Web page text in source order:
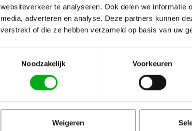
websiteverkeer te analyseren. Ook delen we
media, adverteren en analyse. Deze partners kunnen
verstrekt of die ze hebben verzameld op basis van uw
Noodzakelijk
Voorkeuren
Weigeren